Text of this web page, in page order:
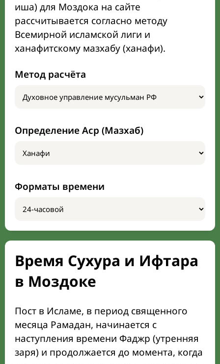
иша) для Моздока на сайте
рассчитывается согласно методу
Всемирной исламской лиги и
ханафитскому мазхабу (ханафи).
Метод расчёта
Определение Аср (Мазхаб)
Форматы времени
Время Сухура и Ифтара
в Моздоке
Пост в Исламе, в период священного
месяца Рамадан, начинается с
наступления времени Фаджр (утренняя
заря) и продолжается до момента, когда